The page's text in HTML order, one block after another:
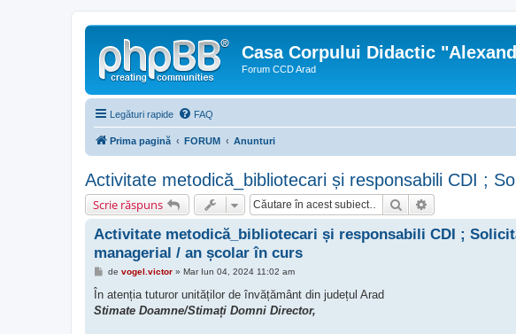
Casa Corpului Didactic
Forum CCD Arad
Legături rapide FAQ
Prima pagină FORUM Anunturi
Activitate metodică_bibliotecari și responsabili CDI ;
Scrie răspuns Căutare
Activitate metodică_bibliotecari și responsabili CDI ;
managerial / an școlar în curs
M
s
j
de vogel.victor» Mar Iun 04, 2024 11:02 am
În atenția tuturor unităților de învățământ din județul Arad
Stimate Doamne/Stimați Domni Director,